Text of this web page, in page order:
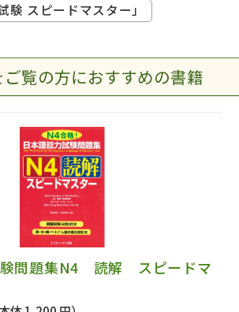
験 スピードマスター」
ご覧の方におすすめの書籍
験問題集N4 読解 スピードマ